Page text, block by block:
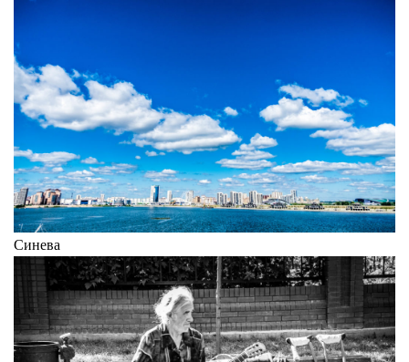
Синева